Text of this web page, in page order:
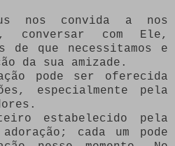
nos convida a nos
conversar com Ele,
que necessitamos e
da sua amizade.
pode ser oferecida
especialmente pela
estabelecido pela
cada um pode